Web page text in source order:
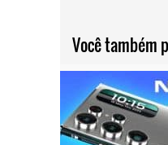
Você também